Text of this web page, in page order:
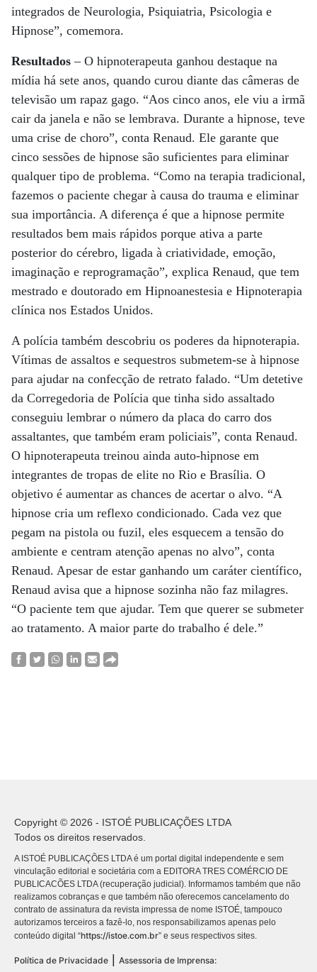
integrados de Neurologia, Psiquiatria, Psicologia e
Hipnose”, comemora.
Resultados– O hipnoterapeuta ganhou destaque na
mídia há sete anos, quando curou diante das câmeras de
televisão um rapaz gago. “Aos cinco anos, ele viu a irmã
cair da janela e não se lembrava. Durante a hipnose, teve
uma crise de choro”, conta Renaud. Ele garante que
cinco sessões de hipnose são suficientes para eliminar
qualquer tipo de problema. “Como na terapia tradicional,
fazemos o paciente chegar à causa do trauma e eliminar
sua importância. A diferença é que a hipnose permite
resultados bem mais rápidos porque ativa a parte
posterior do cérebro, ligada à criatividade, emoção,
imaginação e reprogramação”, explica Renaud, que tem
mestrado e doutorado em Hipnoanestesia e Hipnoterapia
clínica nos Estados Unidos.
A polícia também descobriu os poderes da hipnoterapia.
Vítimas de assaltos e sequestros submetem-se à hipnose
para ajudar na confecção de retrato falado. “Um detetive
da Corregedoria de Polícia que tinha sido assaltado
conseguiu lembrar o número da placa do carro dos
assaltantes, que também eram policiais”, conta Renaud.
O hipnoterapeuta treinou ainda auto-hipnose em
integrantes de tropas de elite no Rio e Brasília. O
objetivo é aumentar as chances de acertar o alvo. “A
hipnose cria um reflexo condicionado. Cada vez que
pegam na pistola ou fuzil, eles esquecem a tensão do
ambiente e centram atenção apenas no alvo”, conta
Renaud. Apesar de estar ganhando um caráter científico,
Renaud avisa que a hipnose sozinha não faz milagres.
“O paciente tem que ajudar. Tem que querer se submeter
ao tratamento. A maior parte do trabalho é dele.”
Copyright © 2026 - ISTOÉ PUBLICAÇÕES LTDA
Todos os direitos reservados.
A ISTOÉ PUBLICAÇÕES LTDA é um portal digital independente e sem
vinculação editorial e societária com a EDITORA TRES COMÉRCIO DE
PUBLICACÕES LTDA (recuperação judicial). Informamos também que não
realizamos cobranças e que também não oferecemos cancelamento do
contrato de assinatura da revista impressa de nome ISTOÉ, tampouco
autorizamos terceiros a fazê-lo, nos responsabilizamos apenas pelo
conteúdo digital “https://istoe.com.br” e seus respectivos sites.
Política de Privacidade Assessoria de Imprensa: